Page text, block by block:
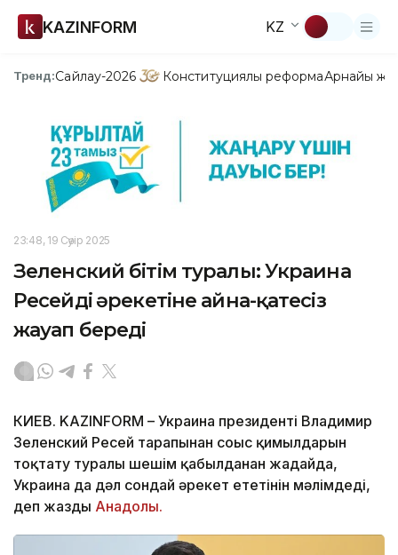
KAZINFORM KZ
Тренд:Сайлау-2026 Конституциялық реформаАрнайы
23:48, 19 Сәуір 2025
Зеленский бітім туралы: Украина
Ресейдің әрекетіне айна-қатесіз
жауап береді
КИЕВ. KAZINFORM – Украина президенті Владимир
Зеленский Ресей тарапынан соғыс қимылдарын
тоқтату туралы шешім қабылданған жағдайда,
Украина да дәл сондай әрекет ететінін мәлімдеді,
деп жазды Анадолы.